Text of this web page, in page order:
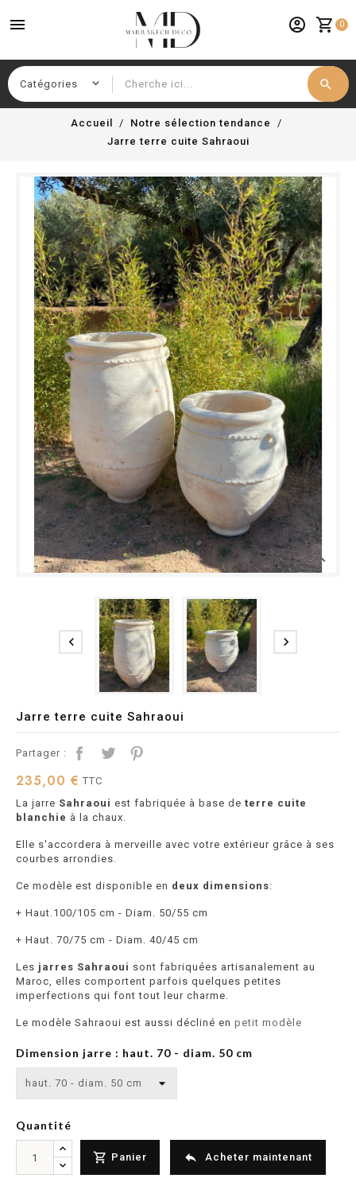
menu shopping_cart 0
account_circle
search
Accueil
Notre sélection tendance
Jarre terre cuite Sahraoui

 
Jarre terre cuite Sahraoui
Partager :
235,00 € TTC
La jarre Sahraoui est fabriquée à base de terre cuite
blanchie à la chaux.
Elle s'accordera à merveille avec votre extérieur grâce à ses
courbes arrondies.
Ce modèle est disponible en deux dimensions:
+ Haut.100/105 cm - Diam. 50/55 cm
+ Haut. 70/75 cm - Diam. 40/45 cm
Les jarres Sahraoui sont fabriquées artisanalement au
Maroc, elles comportent parfois quelques petites
imperfections qui font tout leur charme.
Le modèle Sahraoui est aussi décliné en petit modèle
Dimension jarre : haut. 70 - diam. 50 cm
Quantité
 Panier  Acheter maintenant